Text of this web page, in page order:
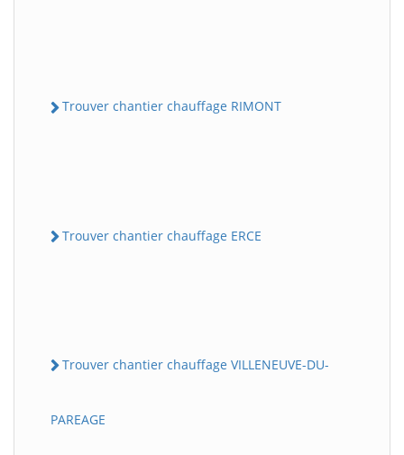
Trouver chantier chauffage RIMONT
Trouver chantier chauffage ERCE
Trouver chantier chauffage VILLENEUVE-DU-
PAREAGE